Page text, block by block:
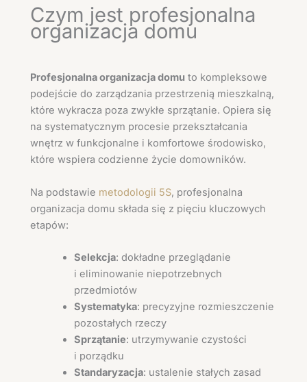
Czym jest profesjonalna
organizacja domu
Profesjonalna organizacja domu to kompleksowe
podejście do zarządzania przestrzenią mieszkalną,
które wykracza poza zwykłe sprzątanie. Opiera się
na systematycznym procesie przekształcania
wnętrz w funkcjonalne i komfortowe środowisko,
które wspiera codzienne życie domowników.
Na podstawie metodologii 5S, profesjonalna
organizacja domu składa się z pięciu kluczowych
etapów:
Selekcja: dokładne przeglądanie
i eliminowanie niepotrzebnych
przedmiotów
Systematyka: precyzyjne rozmieszczenie
pozostałych rzeczy
Sprzątanie: utrzymywanie czystości
i porządku
Standaryzacja: ustalenie stałych zasad